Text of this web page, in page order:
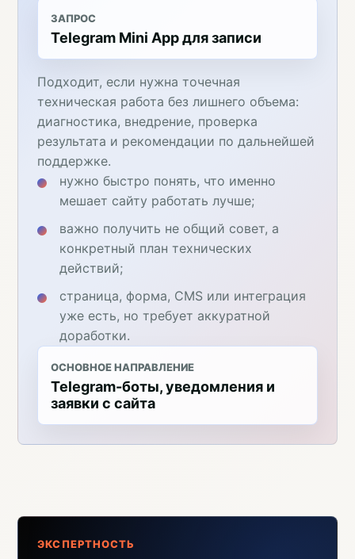
ЗАПРОС
Telegram Mini App для записи
Подходит, если нужна точечная
техническая работа без лишнего объема:
диагностика, внедрение, проверка
результата и рекомендации по дальнейшей
поддержке.
нужно быстро понять, что именно
мешает сайту работать лучше;
важно получить не общий совет, а
конкретный план технических
действий;
страница, форма, CMS или интеграция
уже есть, но требует аккуратной
доработки.
ОСНОВНОЕ НАПРАВЛЕНИЕ
Telegram-боты, уведомления и
заявки с сайта
ЭКСПЕРТНОСТЬ